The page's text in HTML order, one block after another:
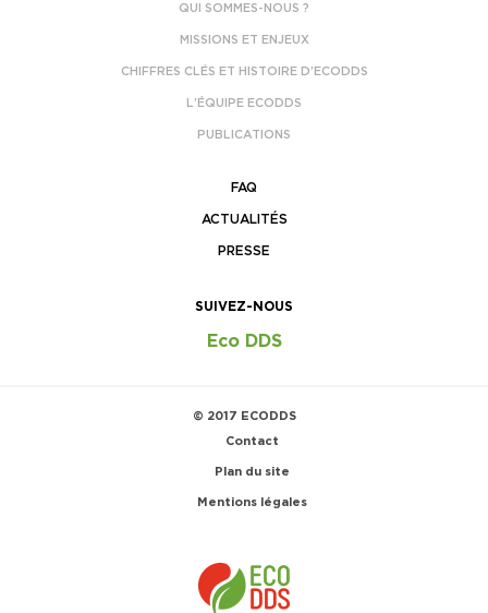
QUI SOMMES-NOUS ?
MISSIONS ET ENJEUX
CHIFFRES CLÉS ET HISTOIRE D’ECODDS
L’ÉQUIPE ECODDS
PUBLICATIONS
FAQ
ACTUALITÉS
PRESSE
SUIVEZ-NOUS
Eco DDS
© 2017 ECODDS
Contact
Plan du site
Mentions légales